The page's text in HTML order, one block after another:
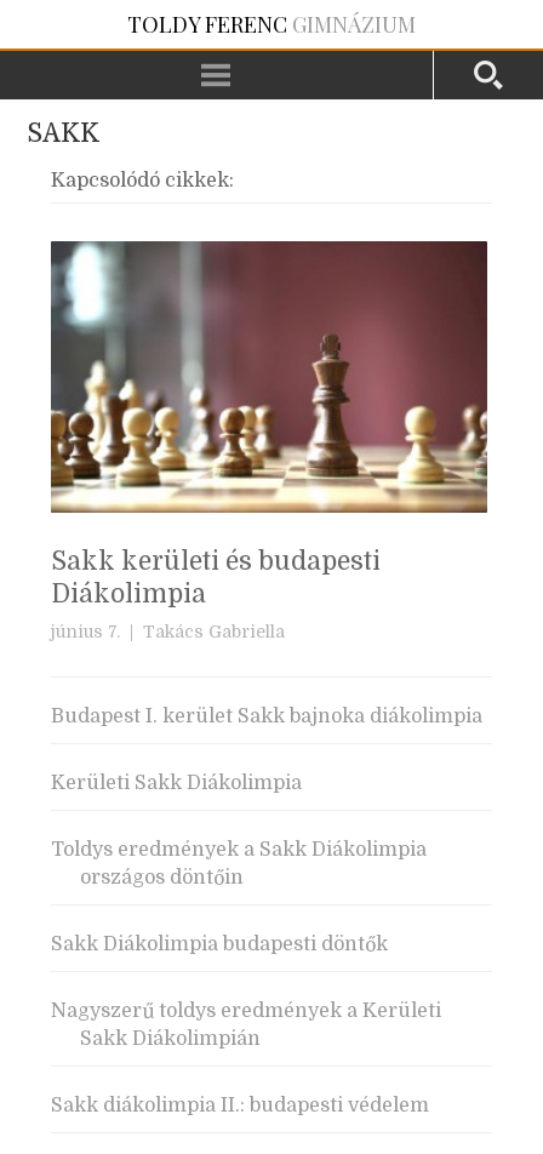
TOLDY FERENC GIMNÁZIUM
SAKK
Kapcsolódó cikkek:
Sakk kerületi és budapesti
Diákolimpia
június 7. |Takács Gabriella
Budapest I. kerület Sakk bajnoka diákolimpia
Kerületi Sakk Diákolimpia
Toldys eredmények a Sakk Diákolimpia
országos döntőin
Sakk Diákolimpia budapesti döntők
Nagyszerű toldys eredmények a Kerületi
Sakk Diákolimpián
Sakk diákolimpia II.: budapesti védelem